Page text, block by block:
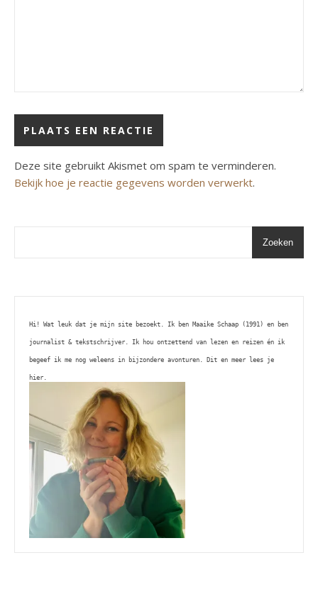
Deze site gebruikt Akismet om spam te verminderen.
Bekijk hoe je reactie gegevens worden verwerkt.
Zoeken
Hi! Wat leuk dat je mijn site bezoekt. Ik ben Maaike Schaap (1991) en ben
journalist & tekstschrijver. Ik hou ontzettend van lezen en reizen én ik
begeef ik me nog weleens in bijzondere avonturen. Dit en meer lees je
hier.